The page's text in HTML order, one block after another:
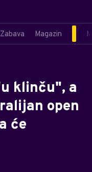
Zabava Magazin
klinču", a
open
će